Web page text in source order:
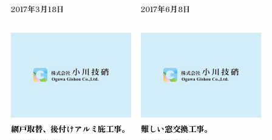
2017年3月18日 2017年6月8日
網戸取替、後付けアルミ庇工事。 難しい窓交換工事。